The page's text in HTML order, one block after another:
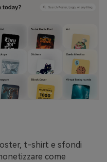
t-shirt e sfondi
come